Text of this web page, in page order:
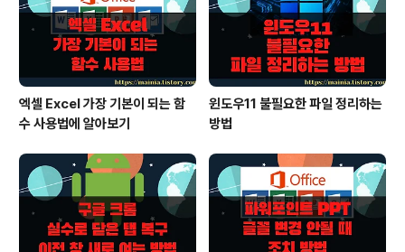
를 한눈에 파악할 수 있는 메뉴 입니다. ▼ 스마트폰 계급
도를 클릭하시면 버전에..
엑셀 Excel 가장 기본이 되는 함
수 사용법에 알아보기
윈도우11 불필요한 파일 정리하는
방법